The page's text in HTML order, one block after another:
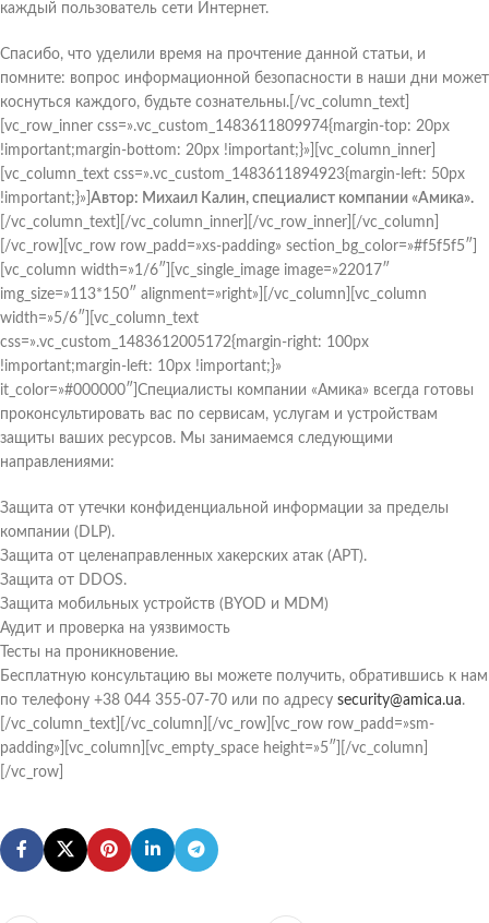
каждый пользователь сети Интернет.
Спасибо, что уделили время на прочтение данной статьи, и
помните: вопрос информационной безопасности в наши дни может
коснуться каждого, будьте сознательны.[/vc_column_text]
[vc_row_inner css=».vc_custom_1483611809974{margin-top: 20px
!important;margin-bottom: 20px !important;}»][vc_column_inner]
[vc_column_text css=».vc_custom_1483611894923{margin-left: 50px
!important;}»] Автор: Михаил Калин, специалист компании «Амика».
[/vc_column_text][/vc_column_inner][/vc_row_inner][/vc_column]
[/vc_row][vc_row row_padd=»xs-padding» section_bg_color=»#f5f5f5″]
[vc_column width=»1/6″][vc_single_image image=»22017″
img_size=»113*150″ alignment=»right»][/vc_column][vc_column
width=»5/6″][vc_column_text
css=».vc_custom_1483612005172{margin-right: 100px
!important;margin-left: 10px !important;}»
it_color=»#000000″]Специалисты компании «Амика» всегда готовы
проконсультировать вас по сервисам, услугам и устройствам
защиты ваших ресурсов. Мы занимаемся следующими
направлениями:
Защита от утечки конфиденциальной информации за пределы
компании (DLP).
Защита от целенаправленных хакерских атак (APT).
Защита от DDOS.
Защита мобильных устройств (BYOD и MDM)
Аудит и проверка на уязвимость
Тесты на проникновение.
Бесплатную консультацию вы можете получить, обратившись к нам
по телефону +38 044 355-07-70 или по адресу security@amica.ua.
[/vc_column_text][/vc_column][/vc_row][vc_row row_padd=»sm-
padding»][vc_column][vc_empty_space height=»5″][/vc_column]
[/vc_row]